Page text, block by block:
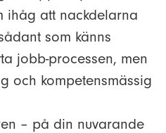
ihåg att nackdelarna
som känns
jobb-processen, men
och kompetensmässig
– på din nuvarande